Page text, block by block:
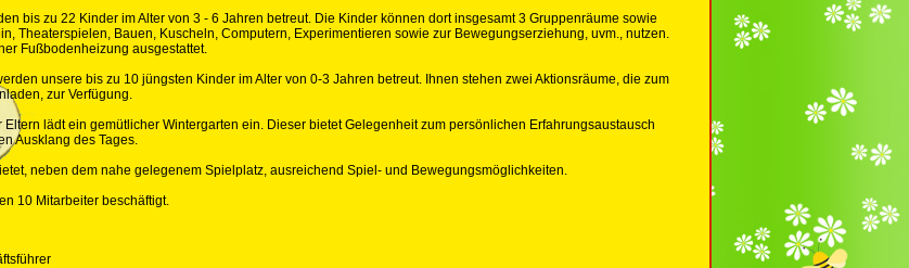
bis zu 22 Kinder im Alter von 3 - 6 Jahren betreut. Die Kinder können dort insgesamt 3 Gruppenräume sowie
Theaterspielen, Bauen, Kuscheln, Computern, Experimentieren sowie zur Bewegungserziehung, uvm., nutzen.
Fußbodenheizung ausgestattet.
unsere bis zu 10 jüngsten Kinder im Alter von 0-3 Jahren betreut. Ihnen stehen zwei Aktionsräume, die zum
zur Verfügung.
Eltern lädt ein gemütlicher Wintergarten ein. Dieser bietet Gelegenheit zum persönlichen Erfahrungsaustausch
Ausklang des Tages.
neben dem nahe gelegenem Spielplatz, ausreichend Spiel- und Bewegungsmöglichkeiten.
10 Mitarbeiter beschäftigt.